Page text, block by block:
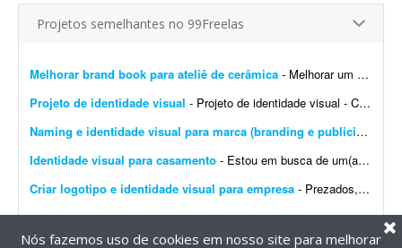
Projetos semelhantes no 99Freelas
Melhorar brand book para ateliê de cerâmica - Melhorar um brand book existente para um ateliê de cerâmica, além de toda a parte de papelaria; por exemplo: - Essência da marca - Propósito - Missão - Vis&a...
Projeto de identidade visual - Projeto de identidade visual - CJ Gonçalves 1. Sobre o projeto Estamos desenvolvendo a nova identidade visual da CJ Gonçalves, uma empresa do segmento imobiliário que atua co...
Naming e identidade visual para marca (branding e publicidade)
Identidade visual para casamento - Estou em busca de um(a) designer para desenvolver a identidade visual para o meu casamento. O estilo será inspirado no universo medieval/encantado; temos como referência O Senhor dos A...
Criar logotipo e identidade visual para empresa - Prezados, tenho uma pessoa em mente para o trabalho e a direcionarei a este projeto. Trata-se da criação de logotipo e identidade visual para a empresa do agronegócio Agromation.
Nós fazemos uso de cookies em nosso site para melhorar